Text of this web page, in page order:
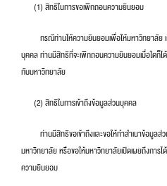
(1) สิทธิในการขอเพิกถอนความยินยอม
กรณีท่านให้ความยินยอมเพื่อให้มหาวิทยาลัย เ
บุคคล ท่านมีสิทธิที่จะเพิกถอนความยินยอมเมื่อใดก็
กับมหาวิทยาลัย
(2) สิทธิในการเข้าถึงข้อมูลส่วนบุคคล
ท่านมีสิทธิขอเข้าถึงและขอให้ทำสำเนาข้อมูลส่
มหาวิทยาลัย หรือขอให้มหาวิทยาลัยเปิดเผยถึงการ
ความยินยอม